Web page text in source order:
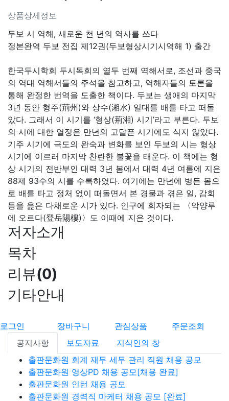
상품상세정보
두보 시 역해, 새로운 천 년의 역사를 쓰다
정본완역 두보 전집 제12권(두보형상시기시역해 1) 출간
한국두시학회 두시독회의 열두 번째 역해서로, 조선과 중국
의 역대 역해서들의 주석을 참고하고, 역해자들의 토론을
통해 완정한 번역을 도출한 책이다. 두보는 생애의 마지막
3년 동안 형주(荊州)와 상수(湘水) 일대를 배를 타고 떠돌
았다. 그래서 이 시기를 ‘형상(荊湘) 시기’라고 부른다. 두보
의 시에 대한 열정은 만년의 고달픈 시기에도 식지 않았다.
기주 시기에 극도의 완숙과 변화를 보인 두보의 시는 형상
시기에 이르러 마지막 찬란한 불꽃을 태운다. 이 책에는 형
상 시기의 전반부인 대력 3년 봄에서 대력 4년 여름에 지은
88제 93수의 시를 수록하였다. 여기에는 만년에 병든 몸으
로 배를 타고 정처 없이 떠돌면서 본 경물과 겪은 일, 감회
등을 읊은 다채로운 시가 있다. 인구에 회자되는 〈악양루
에 오르다(登岳陽樓)〉도 이때에 지은 것이다.
저자소개
목차
리뷰(0)
기타안내
로그인 장바구니 관심상품
주문조회
공지사항
보도자료
지식인의 창
출판문화원 회계 재무 세무 관리 직원 채용 공모
출판문화원 영상PD 채용 공모[채용 완료]
출판문화원 인턴 채용 공모
출판문화원 경력직 마케터 채용 공모 [완료]